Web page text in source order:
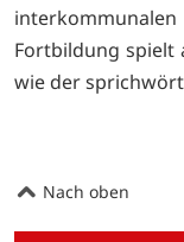
Fortbildung spielt
wie der
Nach oben